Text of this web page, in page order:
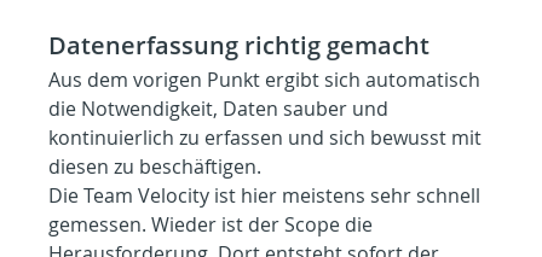
Datenerfassung richtig gemacht
Aus dem vorigen Punkt ergibt sich automatisch
die Notwendigkeit, Daten sauber und
kontinuierlich zu erfassen und sich bewusst mit
diesen zu beschäftigen.
Die Team Velocity ist hier meistens sehr schnell
gemessen. Wieder ist der Scope die